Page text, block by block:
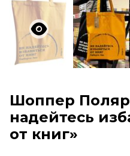
Шоппер
надейтесь
от книг»